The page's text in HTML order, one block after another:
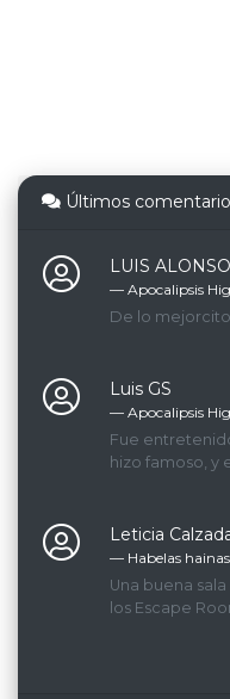
Últimos
LUIS ALONSO
— Apocalipsis
De lo
Luis GS
— Apocalipsis
Fue
hizo famoso, y
Leticia
— Habelas
Una buena
los Escape